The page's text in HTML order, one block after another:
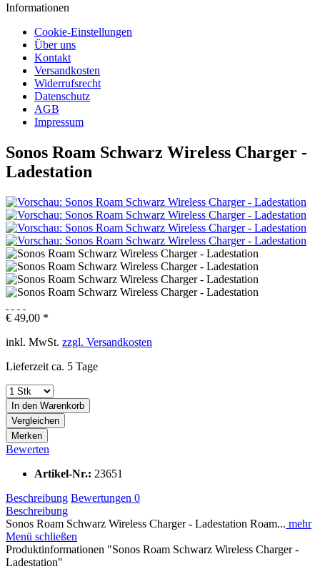
Informationen
Cookie-Einstellungen
Über uns
Kontakt
Versandkosten
Widerrufsrecht
Datenschutz
AGB
Impressum
Sonos Roam Schwarz Wireless Charger -
Ladestation
€ 49,00 *
inkl. MwSt. zzgl. Versandkosten
Lieferzeit ca. 5 Tage
In den Warenkorb
Vergleichen
Merken
Bewerten
Artikel-Nr.: 23651
Beschreibung Bewertungen 0
Beschreibung
Sonos Roam Schwarz Wireless Charger - Ladestation Roam... mehr
Menü schließen
Produktinformationen "Sonos Roam Schwarz Wireless Charger -
Ladestation"